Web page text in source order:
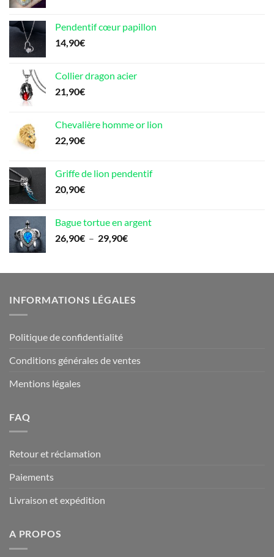
était : est :
Pendentif cœur papillon
14,90€
Collier dragon acier
21,90€
Chevalière homme or lion
22,90€
Griffe de lion pendentif
20,90€
Bague tortue en argent
26,90€ – 29,90€Plage
26,90€
29,90€
INFORMATIONS LÉGALES
Politique de confidentialité
Conditions générales de ventes
Mentions légales
FAQ
Retour et réclamation
Paiements
Livraison et expédition
A PROPOS